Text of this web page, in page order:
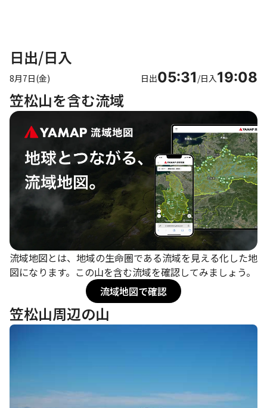
日出/日入
8月7日(金) 日出05:31 /日入19:08
笠松山を含む流域
流域地図とは、地域の生命圏である流域を見える化した地
図になります。この山を含む流域を確認してみましょう。
流域地図で確認
笠松山周辺の山